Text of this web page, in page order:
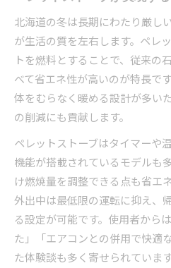
北海道の冬は長期にわたり厳し
が生活の質を左右します。ペレ
トを燃料とすることで、従来の
べて省エネ性が高いのが特長で
体をむらなく暖める設計が多い
の削減にも貢献します。
ペレットストーブはタイマーや
機能が搭載されているモデルも
け燃焼量を調整できる点も省エ
外出中は最低限の運転に抑え、
る設定が可能です。使用者から
た」「エアコンとの併用で快適
た体験談も多く寄せられています